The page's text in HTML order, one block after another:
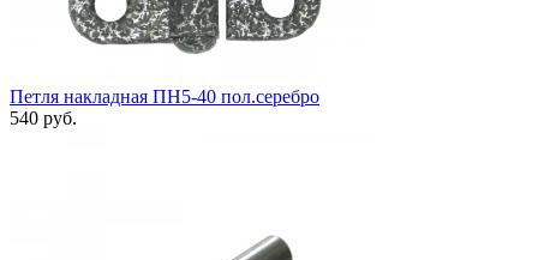
Петля накладная ПН5-40 пол.серебро
540 руб.